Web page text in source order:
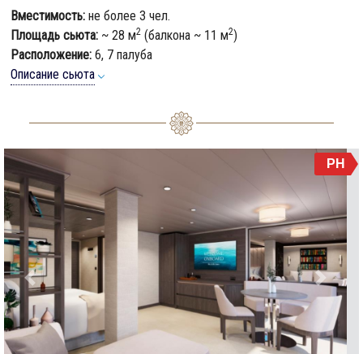
Вместимость: не более 3 чел.
Площадь сьюта: ~ 28 м2 (балкона ~ 11 м2)
Расположение: 6, 7 палуба
Описание сьюта
Previous Next
PH